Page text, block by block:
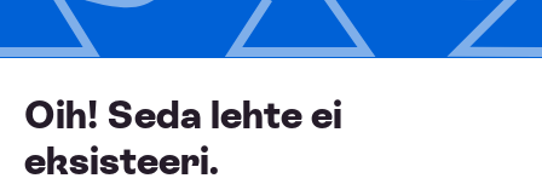
Oih! Seda lehte ei
eksisteeri.